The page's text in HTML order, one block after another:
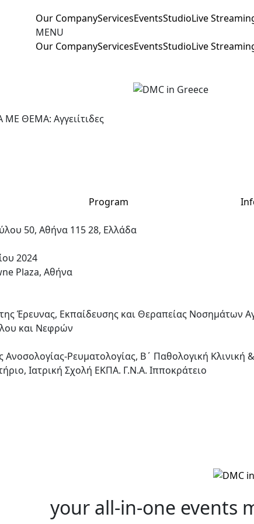
Our CompanyServicesEventsStudioLive
MENU
Our CompanyServicesEventsStudioLive
Program
50, Αθήνα 115 28, Ελλάδα
2024
Plaza, Αθήνα
Έρευνας, Εκπαίδευσης και Θεραπείας Νοσημάτων
και Νεφρών
Ανοσολογίας-Ρευματολογίας, Β΄ Παθολογική Κλινική &
Ιατρική Σχολή ΕΚΠΑ. Γ.Ν.Α. Ιπποκράτειο
your all-in-one events